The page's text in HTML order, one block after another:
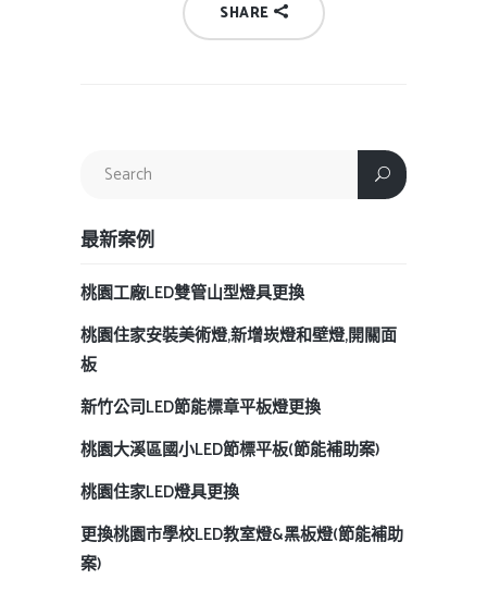
SHARE
最新案例
桃園工廠LED雙管山型燈具更換
桃園住家安裝美術燈,新增崁燈和壁燈,開關面
板
新竹公司LED節能標章平板燈更換
桃園大溪區國小LED節標平板(節能補助案)
桃園住家LED燈具更換
更換桃園市學校LED教室燈&黑板燈(節能補助
案)